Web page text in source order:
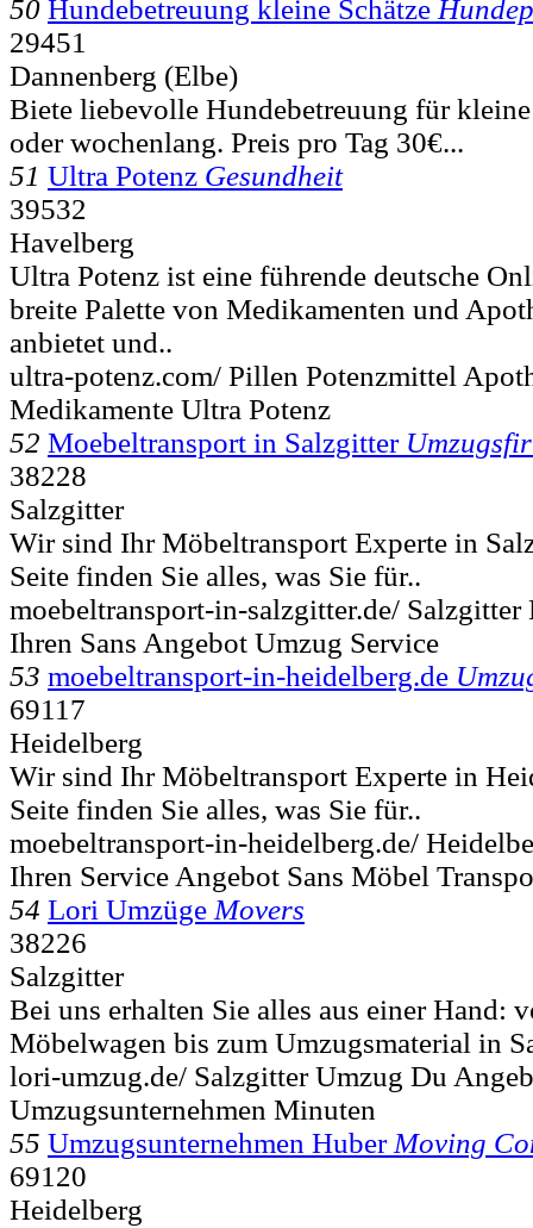
50 Hundebetreuung kleine Schätze
29451
Dannenberg (Elbe)
Biete liebevolle Hundebetreuung für
oder wochenlang. Preis pro Tag 30€...
51 Ultra Potenz Gesundheit
39532
Havelberg
Ultra Potenz ist eine führende deutsche
breite Palette von Medikamenten und
anbietet und..
ultra-potenz.com/ Pillen Potenzmittel
Medikamente Ultra Potenz
52 Moebeltransport in Salzgitter
38228
Salzgitter
Wir sind Ihr Möbeltransport Experte in
Seite finden Sie alles, was Sie für..
moebeltransport-in-salzgitter.de/
Ihren Sans Angebot Umzug Service
53 moebeltransport-in-heidelberg.de
69117
Heidelberg
Wir sind Ihr Möbeltransport Experte in
Seite finden Sie alles, was Sie für..
moebeltransport-in-heidelberg.de/
Ihren Service Angebot Sans Möbel
54 Lori Umzüge Movers
38226
Salzgitter
Bei uns erhalten Sie alles aus einer Hand:
Möbelwagen bis zum Umzugsmaterial in
lori-umzug.de/ Salzgitter Umzug Du
Umzugsunternehmen Minuten
55 Umzugsunternehmen Huber Moving
69120
Heidelberg